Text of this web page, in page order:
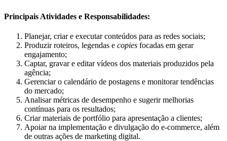
Principais Atividades e Responsabilidades:
Planejar, criar e executar conteúdos para as redes sociais;
Produzir roteiros, legendas e copies focadas em gerar
engajamento;
Captar, gravar e editar vídeos dos materiais produzidos pela
agência;
Gerenciar o calendário de postagens e monitorar tendências
do mercado;
Analisar métricas de desempenho e sugerir melhorias
contínuas para os resultados;
Criar materiais de portfólio para apresentação a clientes;
Apoiar na implementação e divulgação do e-commerce, além
de outras ações de marketing digital.